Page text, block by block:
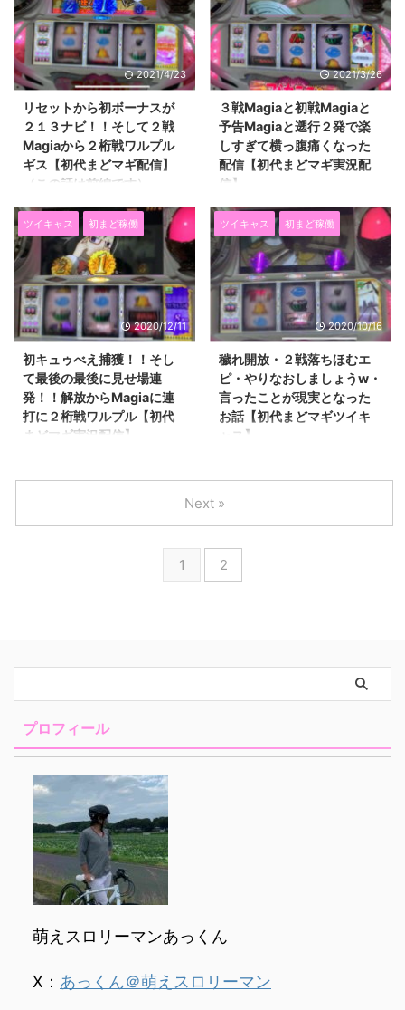
前回のお話はこちら。 →【百花
繚乱サムライガールズ】初打ち評
価・楽しみで期待しすぎた結果
①ゲーム性解説とよかった点
（新機種うってみた・評価・おす
すめ） 新台百花繚乱の初打ちの
感想記事です。 言いたいことが
多すぎて、 複数記事になりまし
た。 前回はゲーム性の解説とよ
かった点を書きました。 続きは
ます。 これが熱くなること間違
いなしです（笑） で、今回続き
を書きたいところ ...
前回のお話はこちら。 →有利区
間が３０００になるよ〜一撃２４
００枚規制は撤廃されないけど
【６号機】 出遅れましたが６号
機の規定が変わりましたよってお
話です。 まだ先が明るくなるほ
どな話ではないですけど、 これ
を足掛かりに、 規制が緩くなる
可能性は高いのかなって思ってま
す。 というか、それに期待して
話。 金曜日なのでまどマギのお
話です。 楽しすぎた配信の後編
になります。 ...
2021/4/23
リセットから初ボーナスが
２１３ナビ！！そして２戦
Magiaから２桁戦ワルプル
ギス【初代まどマギ配信】
（この話は前編です）
▽コメントに飛ぶボタン▽ 萌え
スロリーマンあっくんです
（@SlotAkkun） にほんブログ村
前回のお話はこちら。 →エピボ
が５０→６０になる貴重な瞬間と
初めてのカットインと変身【初代
まどマギ実況配信】 開幕穢れ開
放したお話ですね。 本前兆中か
らボーナス確定画面で穢れがたま
ったので、 ゲーム数表示が５０
→６０になりました。 画質が悪
すぎてよく見えないんですけどね
(^◇^;) そして初めてのプチボ青
転リセットかけて始め ...
2021/3/26
３戦Magiaと初戦Magiaと
予告Magiaと遡行２発で楽
しすぎて横っ腹痛くなった
配信【初代まどマギ実況配
信】
▽コメントに飛ぶボタン▽ 萌え
スロリーマンあっくんです
（@SlotAkkun） にほんブログ村
前回のお話はこちら。 →キュゥ
べえ救済にキュゥべえの目に吸い
込まれに再度キュゥべえ救済にプ
チボキュゥべえな出たがりキュゥ
べえな話【初代まどマギ実況配
信】 出たがりキュゥべえがやた
らめだったお話でした。 本日は
この続きです。 赤タイトルのワ
ルプルギスから始まり、 予告
Magiaなんてのもやらかした日の
みましょう(^O^)／ 赤タイトルワ
ツイキャス 初まど稼働
2020/12/11
初キュゥべえ捕獲！！そし
て最後の最後に見せ場連
発！！解放からMagiaに連
打に２桁戦ワルプル【初代
まどマギ実況配信】
プルギスで開幕Magiaとまどかキ
ュゥべえコス【初代まどマギ実況
配信】 また１週間あいちゃいま
したね(^◇^;) 最近全く飛ばなく
ち・・・w &nb ...
ツイキャス 初まど稼働
2020/10/16
穢れ開放・２戦落ちほむエ
ピ・やりなおしましょうw・
言ったことが現実となった
お話【初代まどマギツイキ
ャス】
前回のお話・・・というか 先週
のお話はこちら。 →キュゥべえ
ルーレットプレミア出現！！LED
色矛盾に３戦Magiaに緑追撃チャ
ンス目ひきました！！【初代まど
ということで、（スルーしてる
w） 毎週金曜日はまどキャスデー
1 2
Next »
プロフィール
萌えスロリーマンあっくん
X： あっくん＠萌えスロリーマン